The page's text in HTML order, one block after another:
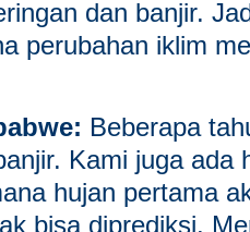
dan banjir.
perubahan iklim
Beberapa
Kami juga ada
hujan pertama
bisa diprediksi.